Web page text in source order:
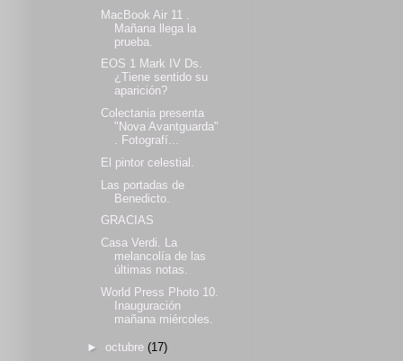
MacBook Air 11 .
Mañana llega la
prueba.
EOS 1 Mark IV Ds.
¿Tiene sentido su
aparición?
Colectania presenta
"Nova Avantguarda"
. Fotografí...
El pintor celestial.
Las portadas de
Benedicto.
GRACIAS
Casa Verdi. La
melancolía de las
últimas notas.
World Press Photo 10.
Inauguración
mañana miércoles.
► octubre (17)